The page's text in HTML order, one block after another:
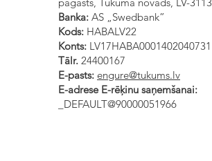
Banka: AS „Swedbank”
Kods: HABALV22
Konts: LV17HABA0001402040731
Tālr. 24400167
E-pasts: engure@tukums.lv
E-adrese E-rēķinu saņemšanai:
_DEFAULT@90000051966